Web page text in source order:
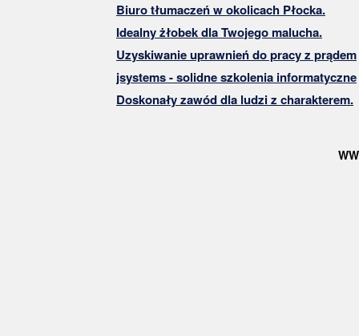
Biuro tłumaczeń w okolicach Płocka.
Idealny żłobek dla Twojego malucha.
Uzyskiwanie uprawnień do pracy z prądem
jsystems - solidne szkolenia informatyczne
Doskonały zawód dla ludzi z charakterem.